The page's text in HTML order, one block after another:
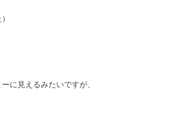
に見えるみたいですが、